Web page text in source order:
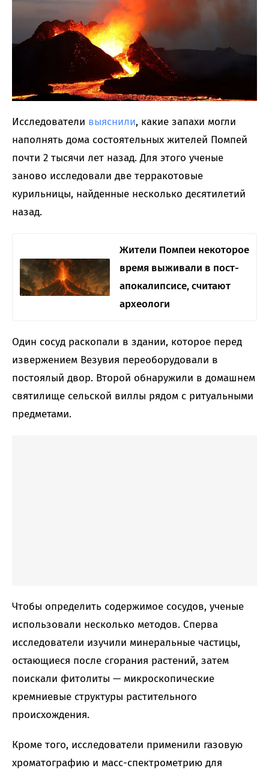
Исследователи выяснили, какие запахи могли
наполнять дома состоятельных жителей Помпей
почти 2 тысячи лет назад. Для этого ученые
заново исследовали две терракотовые
курильницы, найденные несколько десятилетий
назад.
Жители Помпеи некоторое
время выживали в пост-
апокалипсисе, считают
археологи
Один сосуд раскопали в здании, которое перед
извержением Везувия переоборудовали в
постоялый двор. Второй обнаружили в домашнем
святилище сельской виллы рядом с ритуальными
предметами.
Чтобы определить содержимое сосудов, ученые
использовали несколько методов. Сперва
исследователи изучили минеральные частицы,
остающиеся после сгорания растений, затем
поискали фитолиты — микроскопические
кремниевые структуры растительного
происхождения.
Кроме того, исследователи применили газовую
хроматографию и масс-спектрометрию для